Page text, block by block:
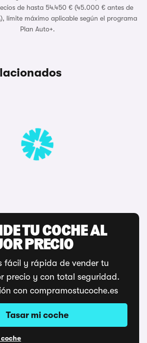
de hasta 54.450 € (45.000 € antes de
límite máximo aplicable según el programa
Plan Auto+.
TU COCHE AL
PRECIO
fácil y rápida de vender tu
precio y con total seguridad.
con compramostucoche.es
Tasar mi coche